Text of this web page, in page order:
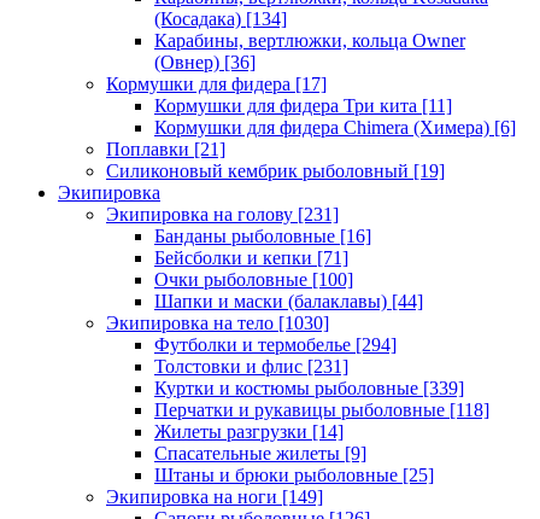
(Косадака) [134]
Карабины, вертлюжки, кольца Owner
(Овнер) [36]
Кормушки для фидера [17]
Кормушки для фидера Три кита [11]
Кормушки для фидера Chimera (Химера) [6]
Поплавки [21]
Силиконовый кембрик рыболовный [19]
Экипировка
Экипировка на голову [231]
Банданы рыболовные [16]
Бейсболки и кепки [71]
Очки рыболовные [100]
Шапки и маски (балаклавы) [44]
Экипировка на тело [1030]
Футболки и термобелье [294]
Толстовки и флис [231]
Куртки и костюмы рыболовные [339]
Перчатки и рукавицы рыболовные [118]
Жилеты разгрузки [14]
Спасательные жилеты [9]
Штаны и брюки рыболовные [25]
Экипировка на ноги [149]